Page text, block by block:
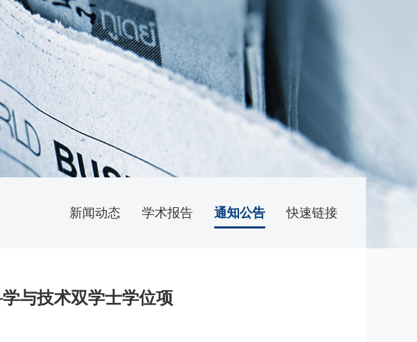
新闻动态 学术报告 通知公告 快速链接
与技术双学士学位项